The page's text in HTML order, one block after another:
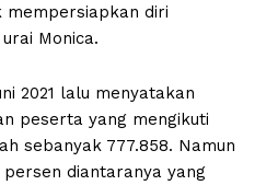
diri
Monica.
2021 lalu menyatakan
peserta yang mengikuti
sebanyak 777.858. Namun
persen diantaranya yang